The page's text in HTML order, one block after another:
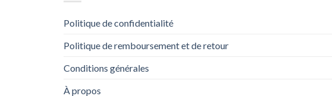
Politique de confidentialité
Politique de remboursement et de retour
Conditions générales
À propos